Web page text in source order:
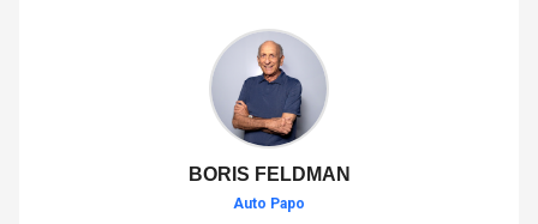
BORIS FELDMAN
Auto Papo